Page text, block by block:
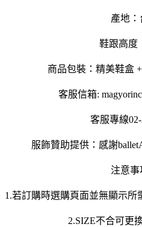
產地：
鞋跟高度
商品包裝：精美鞋盒
客服信箱:
客服專線02-
服飾贊助提供：感謝
注意事
1.若訂購時選購頁面並無顯示所
2.SIZE不合可更